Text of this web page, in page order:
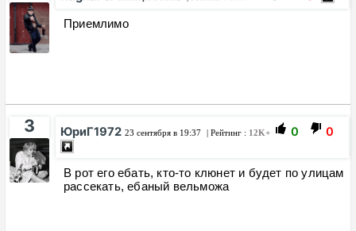
Приемлимо
3 ЮриГ1972 23 сентября в 19:37 | Рейтинг : 12K+ 0 0
В рот его ебать, кто-то клюнет и будет по улицам
рассекать, ебаный вельможа